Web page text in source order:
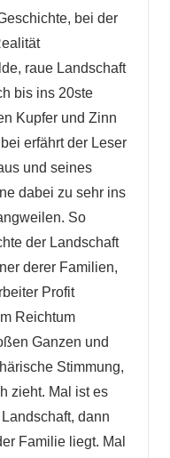
bei der
raue Landschaft
bis ins 20ste
Kupfer und Zinn
erfährt der Leser
und seines
dabei zu sehr ins
So
der Landschaft
derer Familien,
Profit
Reichtum
Ganzen und
Stimmung,
zieht. Mal ist es
dann
Familie liegt. Mal